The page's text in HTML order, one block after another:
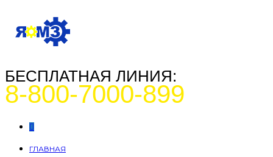
БЕСПЛАТНАЯ ЛИНИЯ:
8-800-7000-899
ГЛАВНАЯ